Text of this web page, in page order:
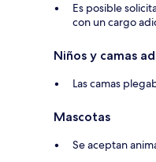
Es posible
con un cargo
Niños y camas
Las camas
Mascotas
Se aceptan